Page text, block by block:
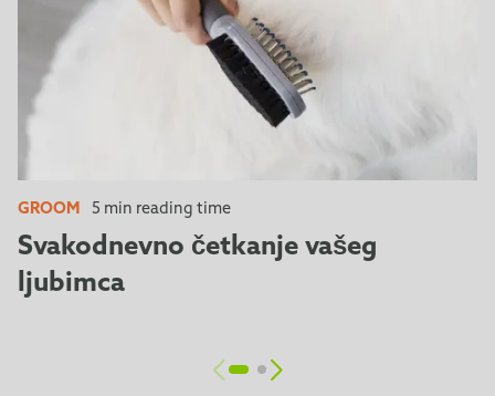
GROOM 5 min reading time
Svakodnevno četkanje vašeg
ljubimca